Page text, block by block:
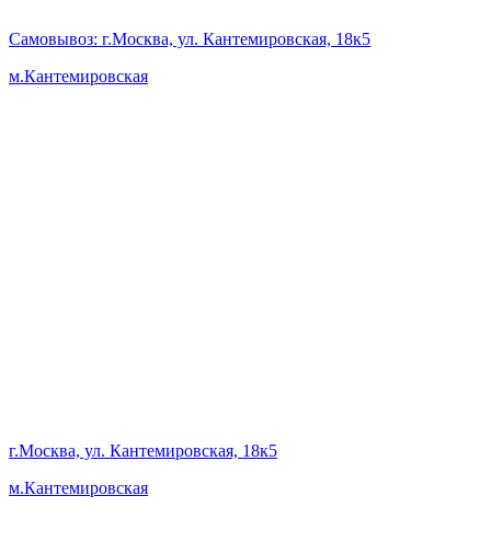
Самовывоз: г.Москва, ул. Кантемировская, 18к5
м.Кантемировская
г.Москва, ул. Кантемировская, 18к5
м.Кантемировская